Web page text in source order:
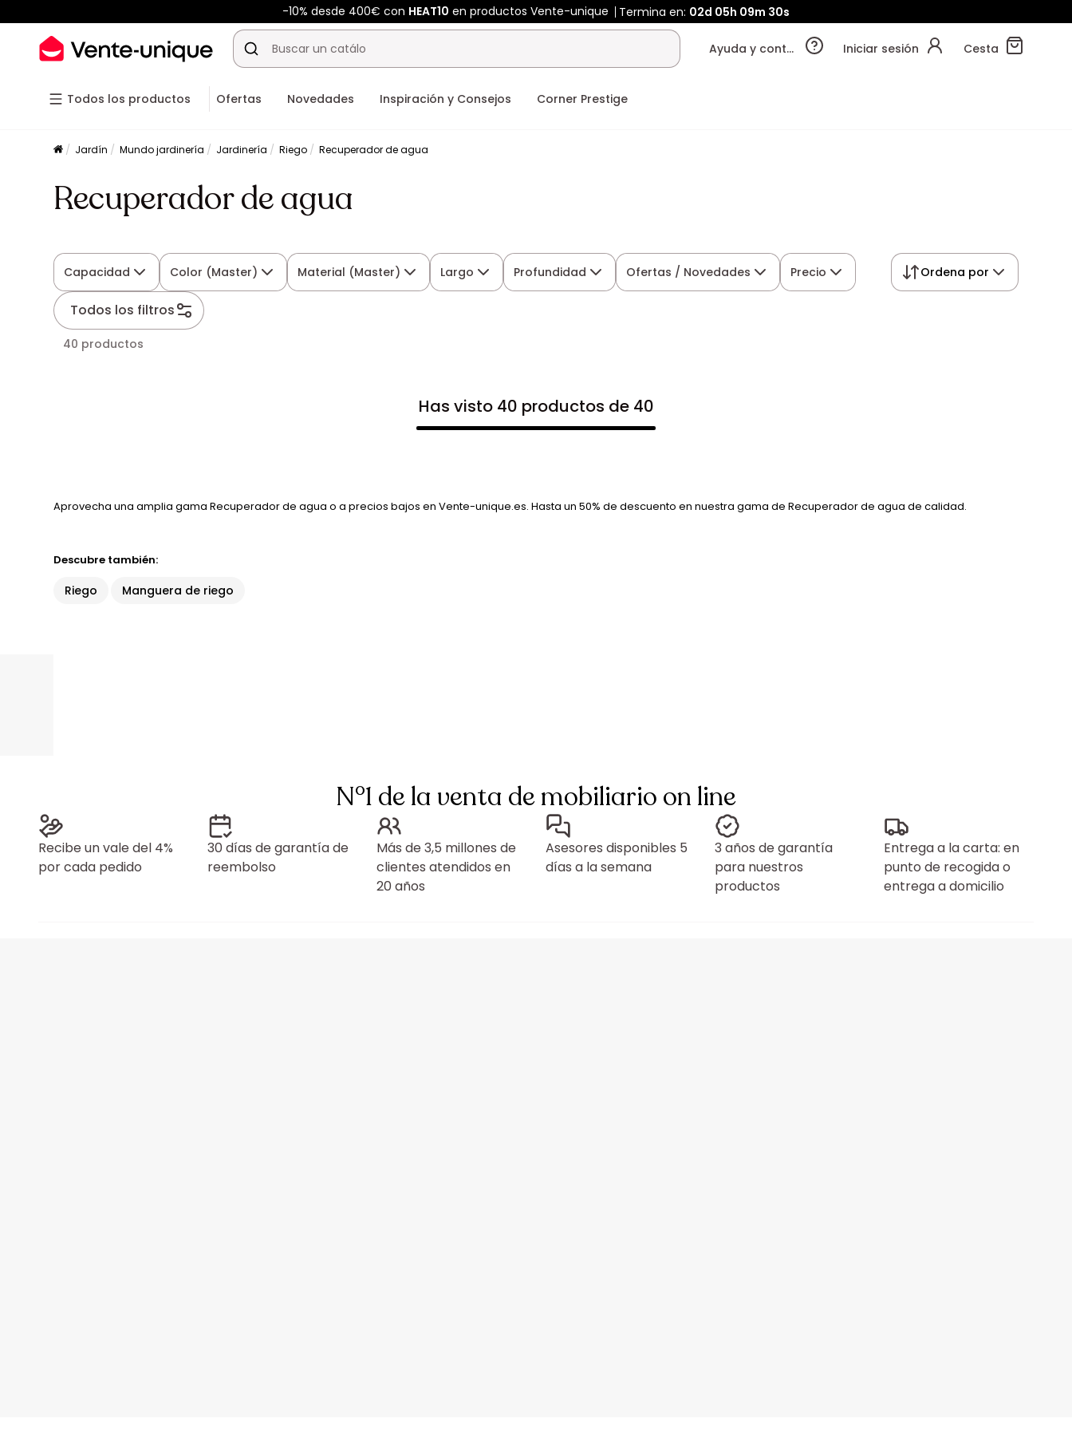
-10% desde 400€ con HEAT10 en productos Vente-unique Termina en: 02d 05h 09m 29s
Ayuda y contacto Iniciar sesión Cesta
Todos los productos Ofertas Novedades Inspiración y Consejos Corner Prestige
Jardín Mundo jardinería Jardinería Riego Recuperador de agua
Recuperador de agua
Capacidad Color (Master) Material (Master) Largo Profundidad Ofertas / Novedades Precio
Todos los filtros
Ordena por
40 productos
Has visto 40 productos de 40
Aprovecha una amplia gama Recuperador de agua o a precios bajos en Vente-unique.es. Hasta un 50% de descuento en nuestra gama de Recuperador de agua de calidad.
Descubre también:
Riego Manguera de riego
N°1 de la venta de mobiliario on line
Recibe un vale del 4%
por cada pedido
30 días de garantía de
reembolso
Más de 3,5 millones de
clientes atendidos en
20 años
Asesores disponibles 5
días a la semana
3 años de garantía
para nuestros
productos
Entrega a la carta: en
punto de recogida o
entrega a domicilio